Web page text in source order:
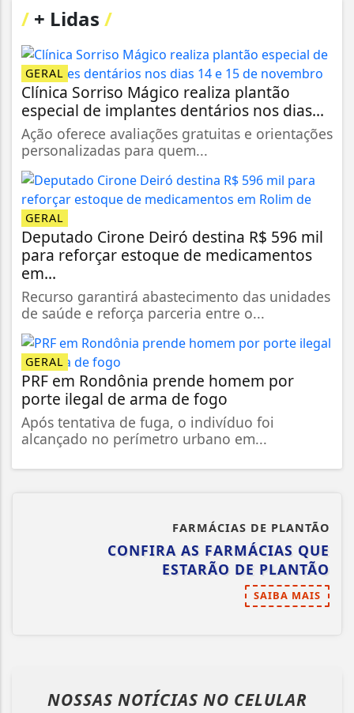
/ + Lidas /
GERAL
Clínica Sorriso Mágico realiza plantão
especial de implantes dentários nos dias...
Ação oferece avaliações gratuitas e orientações
personalizadas para quem...
GERAL
Deputado Cirone Deiró destina R$ 596 mil
para reforçar estoque de medicamentos
em...
Recurso garantirá abastecimento das unidades
de saúde e reforça parceria entre o...
GERAL
PRF em Rondônia prende homem por
porte ilegal de arma de fogo
Após tentativa de fuga, o indivíduo foi
alcançado no perímetro urbano em...
FARMÁCIAS DE PLANTÃO
CONFIRA AS FARMÁCIAS QUE
ESTARÃO DE PLANTÃO
SAIBA MAIS
NOSSAS NOTÍCIAS NO CELULAR